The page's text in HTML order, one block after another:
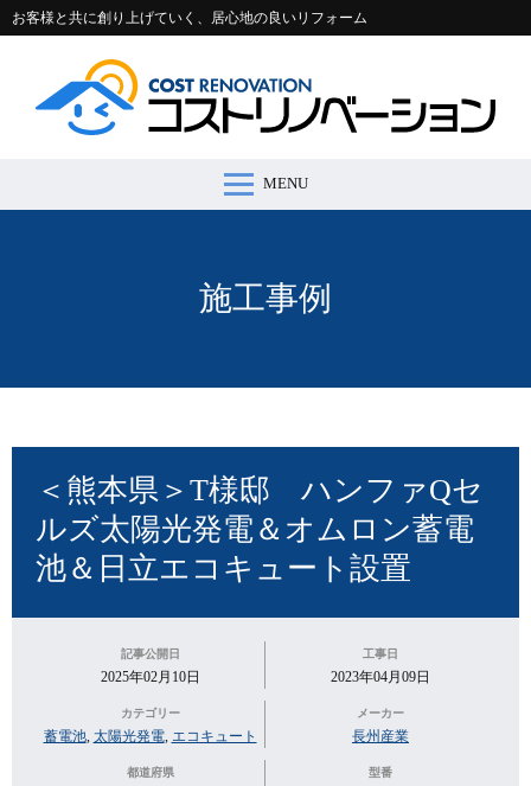
お客様と共に創り上げていく、居心地の良いリフォーム
MENU
施工事例
＜熊本県＞T様邸 ハンファQセ
ルズ太陽光発電＆オムロン蓄電
池＆日立エコキュート設置
記事公開日
2025年02月10日
工事日
2023年04月09日
カテゴリー
蓄電池, 太陽光発電, エコキュート
メーカー
長州産業
都道府県 型番